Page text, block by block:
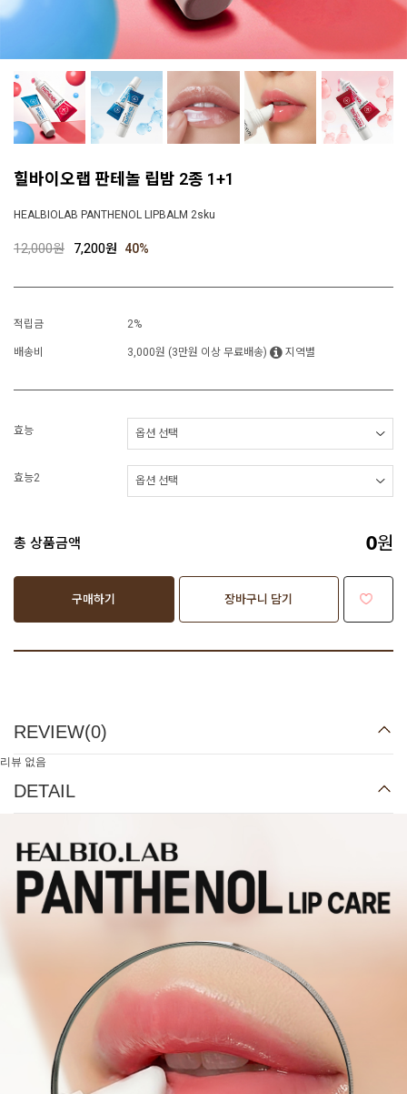
힐바이오랩 판테놀 립밤 2종 1+1
HEALBIOLAB PANTHENOL LIPBALM 2sku
12,000원 7,200원 40%
적립금
2%
배송비
3,000원 (3만원 이상 무료배송) 지역별
효능
효능2
총 상품금액 0원
구매하기 장바구니 담기
REVIEW(0)
리뷰 없음
DETAIL